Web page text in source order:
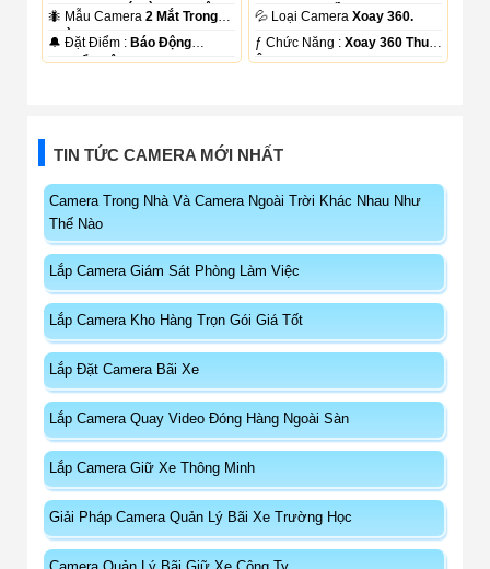
Color 20m Có Màu Ban Ðêm.
🐜 Mẫu Camera 2 Mắt Trong
Nhà.
️🔔 Đặt Điểm : Báo Động
Chuyển Động.
Ngoại 10m Hồng Ngoại Smart
💦 Loại Camera Xoay 360.
️ƒ Chức Năng : Xoay 360 Thu
Âm.
TIN TỨC CAMERA MỚI NHẤT
Camera Trong Nhà Và Camera Ngoài Trời Khác Nhau Như
Thế Nào
Lắp Camera Giám Sát Phòng Làm Việc
Lắp Camera Kho Hàng Trọn Gói Giá Tốt
Lắp Đặt Camera Bãi Xe
Lắp Camera Quay Video Đóng Hàng Ngoài Sàn
Lắp Camera Giữ Xe Thông Minh
Giải Pháp Camera Quản Lý Bãi Xe Trường Học